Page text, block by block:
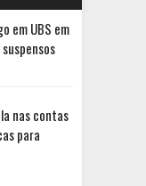
em UBS em
nas contas
para